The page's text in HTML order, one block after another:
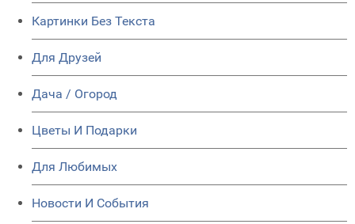
Картинки Без Текста
Для Друзей
Дача / Огород
Цветы И Подарки
Для Любимых
Новости И События